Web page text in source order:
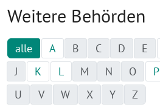
Weitere Behörden
alle A B C D E
J
K L M N O P
U
V W X Y Z